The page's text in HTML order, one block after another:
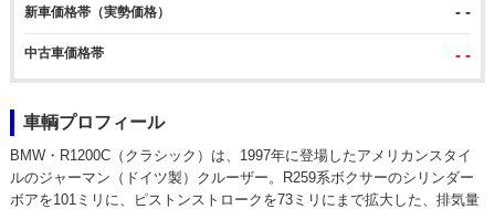
新車価格帯（実勢価格） - -
中古車価格帯 - -
車輌プロフィール
BMW・R1200C（クラシック）は、1997年に登場したアメリカンスタイ
ルのジャーマン（ドイツ製）クルーザー。R259系ボクサーのシリンダー
ボアを101ミリに、ピストンストロークを73ミリにまで拡大した、排気量